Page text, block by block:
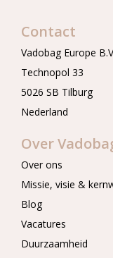
Contact
Vadobag Europe
Technopol 33
5026 SB Tilburg
Nederland
Over
Over ons
Missie, visie &
Blog
Vacatures
Duurzaamheid